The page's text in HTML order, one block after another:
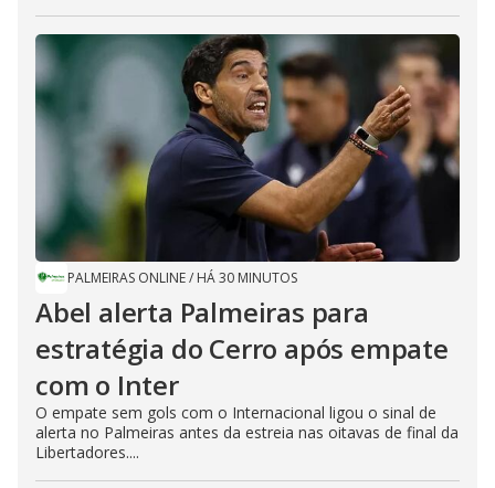
PALMEIRAS ONLINE/ HÁ 30 MINUTOS
Abel alerta Palmeiras para
estratégia do Cerro após empate
com o Inter
O empate sem gols com o Internacional ligou o sinal de
alerta no Palmeiras antes da estreia nas oitavas de final da
Libertadores....